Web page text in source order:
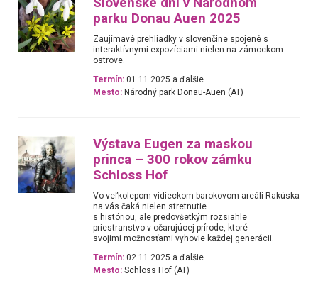
parku Donau Auen 2025
Zaujímavé prehliadky v slovenčine spojené s
interaktívnymi expozíciami nielen na zámockom
ostrove.
Termín: 01.11.2025 a ďalšie
Mesto: Národný park Donau-Auen (AT)
Výstava Eugen za maskou
princa – 300 rokov zámku
Schloss Hof
Vo veľkolepom vidieckom barokovom areáli Rakúska
na vás čaká nielen stretnutie
s históriou, ale predovšetkým rozsiahle
priestranstvo v očarujúcej prírode, ktoré
svojimi možnosťami vyhovie každej generácii.
Termín: 02.11.2025 a ďalšie
Mesto: Schloss Hof (AT)